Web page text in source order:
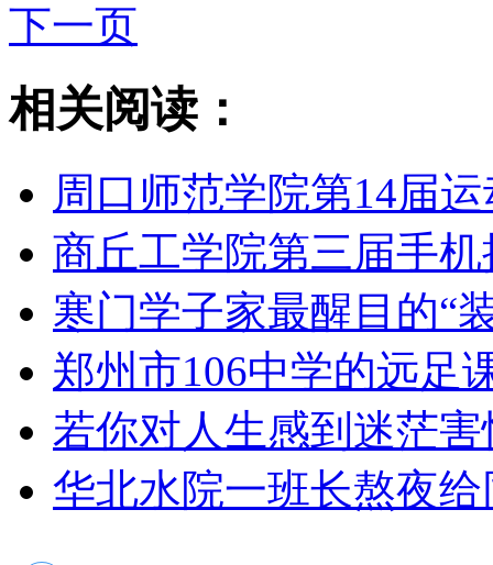
下一页
相关阅读：
周口师范学院第14届
商丘工学院第三届手
寒门学子家最醒目的“
郑州市106中学的远足
若你对人生感到迷茫
华北水院一班长熬夜